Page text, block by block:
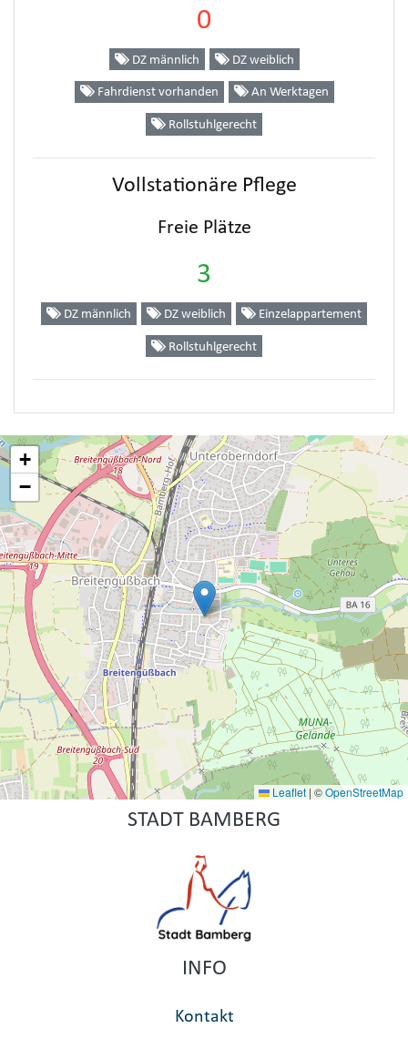
0
DZ männlich DZ weiblich
Fahrdienst vorhanden An Werktagen
Rollstuhlgerecht
Vollstationäre Pflege
Freie Plätze
3
DZ männlich DZ weiblich Einzelappartement
Rollstuhlgerecht
+
−
Leaflet | ©OpenStreetMap
STADT BAMBERG
INFO
Kontakt